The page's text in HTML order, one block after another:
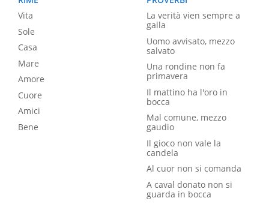
Vita
Sole
Casa
Mare
Amore
Cuore
Amici
Bene
La verità vien sempre a
galla
Uomo avvisato, mezzo
salvato
Una rondine non fa
primavera
Il mattino ha l'oro in
bocca
Mal comune, mezzo
gaudio
Il gioco non vale la
candela
Al cuor non si comanda
A caval donato non si
guarda in bocca